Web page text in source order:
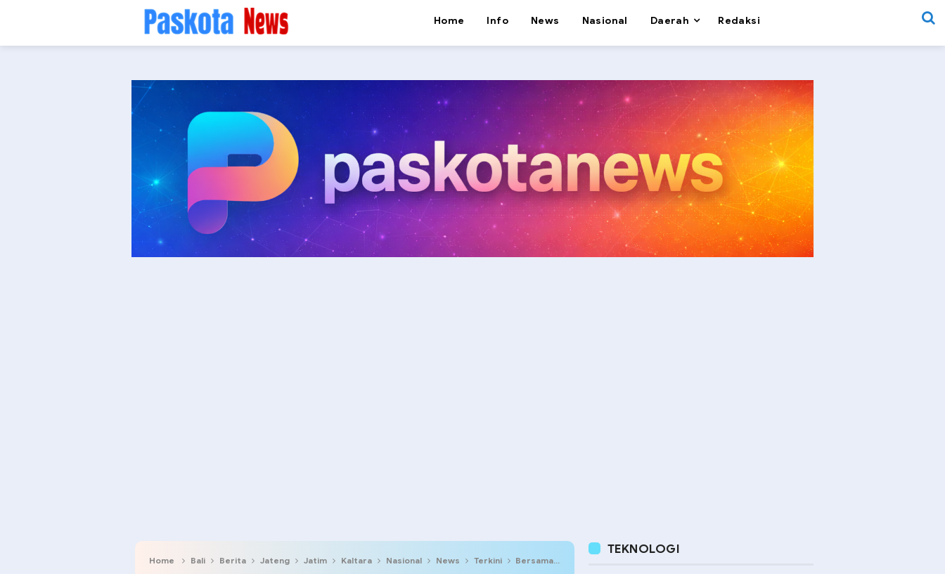
Home Info News Nasional Daerah Redaksi
Home Bali Berita Jateng Jatim Kaltara Nasional News Terkini Bersama Cak imin Mentri Koordinator Bidang Pemberdayaan Masyarakat , Anggota DPRD Kab. Malang Choirul Ummah SH. Hadiri dan beri dukungan Global Talenta day.
TEKNOLOGI